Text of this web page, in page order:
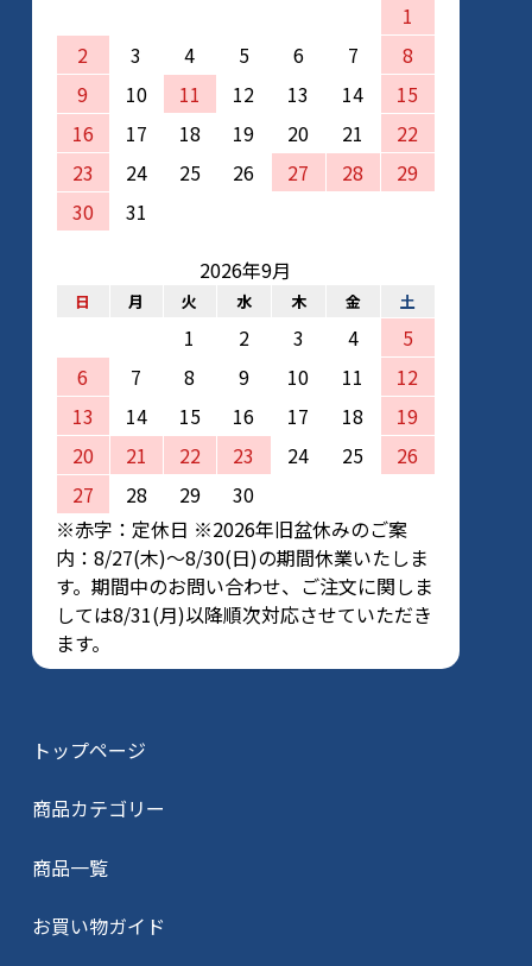
トップページ
商品カテゴリー
商品一覧
お買い物ガイド
1
2
3 4 5 6 7
8
9
10 11 12 13 14
15
16
17 18 19 20 21
22
23
24 25 26 27 28
29
30
31
2026年9月
日 月 火 水 木 金 土
1 2 3 4
5
6
7 8 9 10 11
12
13
14 15 16 17 18
19
20
21 22 23 24 25
26
27
28 29
30
※赤字：定休日 ※2026年旧盆休みのご案
内：8/27(木)～8/30(日)の期間休業いたしま
す。期間中のお問い合わせ、ご注文に関しま
しては8/31(月)以降順次対応させていただき
ます。